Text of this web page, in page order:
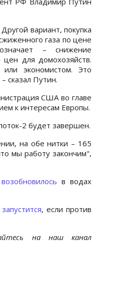
вариант, покупка
газа по цене
– снижение
цен для домохозяйств.
экономистом. Это
сказал Путин.
США во главе
к интересам Европы.
2 будет завершен.
на обе нитки – 165
мы работу закончим",
в водах
, если против
на наш канал